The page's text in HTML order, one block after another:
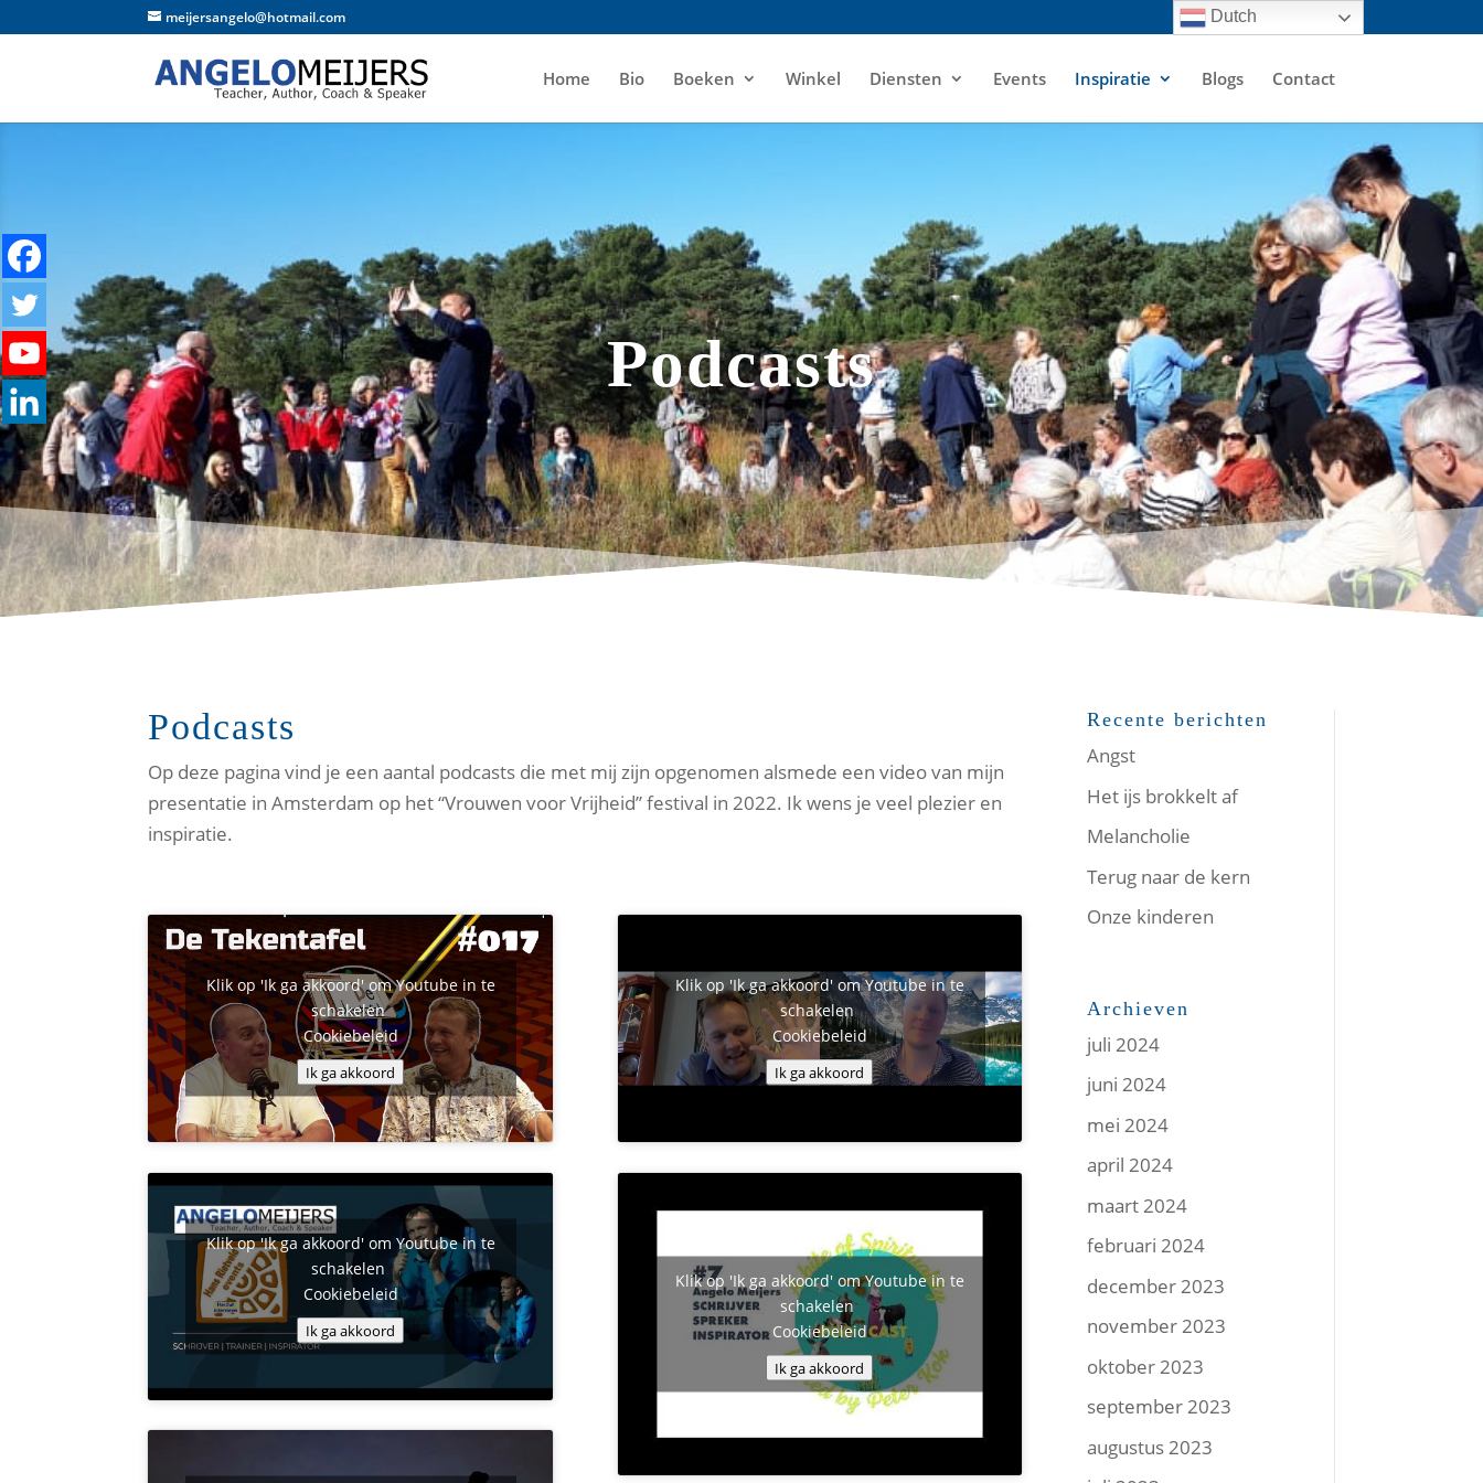
meijersangelo@hotmail.com
Home Bio Boeken Winkel Diensten Events Inspiratie Blogs Contact
Podcasts
Podcasts
Op deze pagina vind je een aantal podcasts die met mij zijn opgenomen alsmede een video van mijn
presentatie in Amsterdam op het “Vrouwen voor Vrijheid” festival in 2022. Ik wens je veel plezier en
inspiratie.
Klik op 'Ik ga akkoord' om Youtube in te
schakelen
Cookiebeleid
Ik ga akkoord
Klik op 'Ik ga akkoord' om Youtube in te
schakelen
Cookiebeleid
Ik ga akkoord
Klik op 'Ik ga akkoord' om Youtube in te
schakelen
Cookiebeleid
Ik ga akkoord
Klik op 'Ik ga akkoord' om Youtube in te
schakelen
Cookiebeleid
Ik ga akkoord
Recente berichten
Angst
Het ijs brokkelt af
Melancholie
Terug naar de kern
Onze kinderen
Archieven
juli 2024
juni 2024
mei 2024
april 2024
maart 2024
februari 2024
december 2023
november 2023
oktober 2023
september 2023
augustus 2023
Dutch